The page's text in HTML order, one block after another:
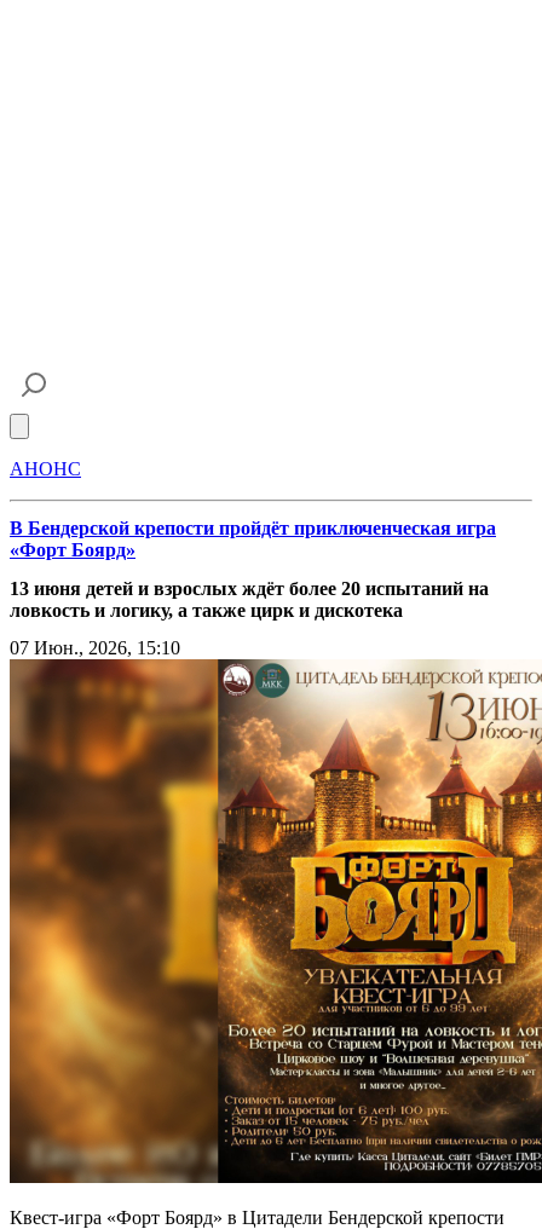
АНОНС
В Бендерской крепости пройдёт приключенческая игра
«Форт Боярд»
13 июня детей и взрослых ждёт более 20 испытаний на
ловкость и логику, а также цирк и дискотека
07 Июн., 2026, 15:10
Квест-игра «Форт Боярд» в Цитадели Бендерской крепости